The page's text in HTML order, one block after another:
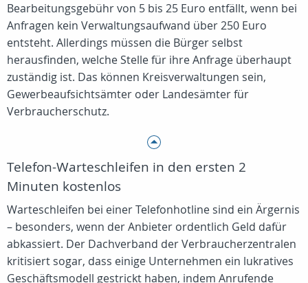
Bearbeitungsgebühr von 5 bis 25 Euro entfällt, wenn bei
Anfragen kein Verwaltungsaufwand über 250 Euro
entsteht. Allerdings müssen die Bürger selbst
herausfinden, welche Stelle für ihre Anfrage überhaupt
zuständig ist. Das können Kreisverwaltungen sein,
Gewerbeaufsichtsämter oder Landesämter für
Verbraucherschutz.
Telefon-Warteschleifen in den ersten 2
Minuten kostenlos
Warteschleifen bei einer Telefonhotline sind ein Ärgernis
– besonders, wenn der Anbieter ordentlich Geld dafür
abkassiert. Der Dachverband der Verbraucherzentralen
kritisiert sogar, dass einige Unternehmen ein lukratives
Geschäftsmodell gestrickt haben, indem Anrufende